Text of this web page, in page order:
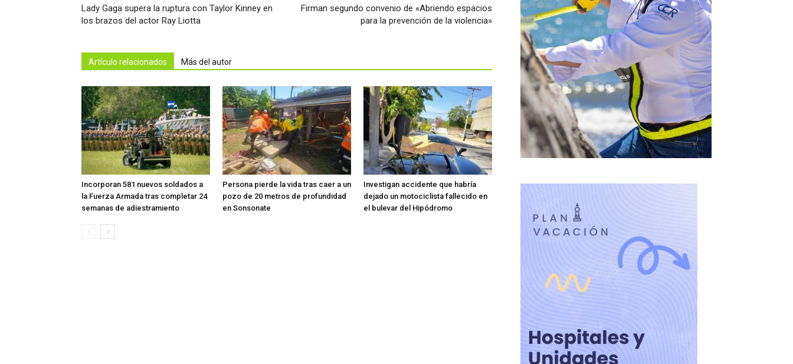
Lady Gaga supera la ruptura con Taylor Kinney en
los brazos del actor Ray Liotta
Firman segundo convenio de «Abriendo espacios
para la prevención de la violencia»
Artículo relacionados Más del autor
Incorporan 581 nuevos soldados a
la Fuerza Armada tras completar 24
semanas de adiestramiento
Persona pierde la vida tras caer a un
pozo de 20 metros de profundidad
en Sonsonate
Investigan accidente que habría
dejado un motociclista fallecido en
el bulevar del Hipódromo